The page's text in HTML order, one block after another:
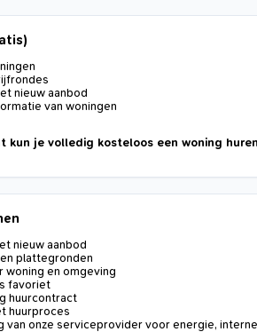
nieuw aanbod
van woningen
kun je volledig kosteloos een woning
nieuw aanbod
plattegronden
woning en omgeving
favoriet
huurcontract
huurproces
van onze serviceprovider voor energie,